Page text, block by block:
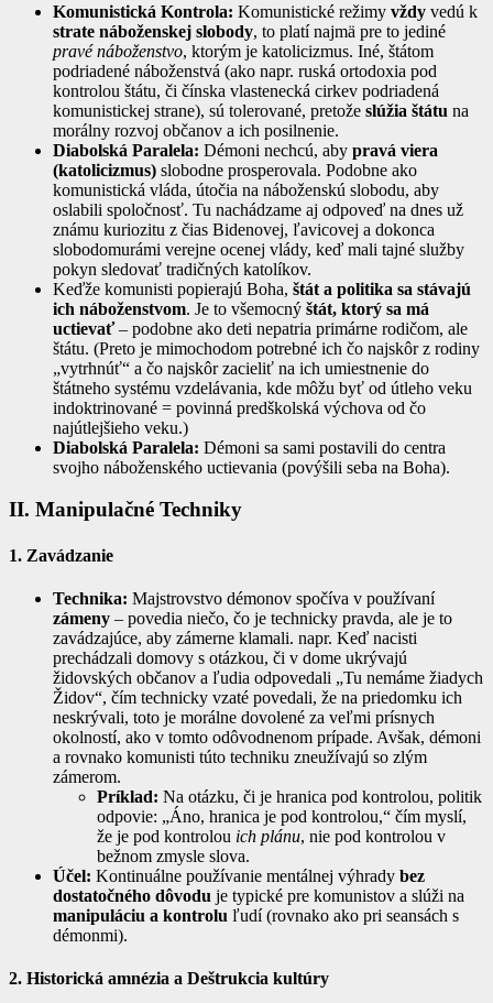
Komunistická Kontrola: Komunistické režimy vždy vedú k
strate náboženskej slobody, to platí najmä pre to jediné
pravé náboženstvo, ktorým je katolicizmus. Iné, štátom
podriadené náboženstvá (ako napr. ruská ortodoxia pod
kontrolou štátu, či čínska vlastenecká cirkev podriadená
komunistickej strane), sú tolerované, pretože slúžia štátu na
morálny rozvoj občanov a ich posilnenie.
Diabolská Paralela: Démoni nechcú, aby pravá viera
(katolicizmus) slobodne prosperovala. Podobne ako
komunistická vláda, útočia na náboženskú slobodu, aby
oslabili spoločnosť. Tu nachádzame aj odpoveď na dnes už
známu kuriozitu z čias Bidenovej, ľavicovej a dokonca
slobodomurámi verejne ocenej vlády, keď mali tajné služby
pokyn sledovať tradičných katolíkov.
Keďže komunisti popierajú Boha, štát a politika sa stávajú
ich náboženstvom. Je to všemocný štát, ktorý sa má
uctievať– podobne ako deti nepatria primárne rodičom, ale
štátu. (Preto je mimochodom potrebné ich čo najskôr z rodiny
„vytrhnúť“ a čo najskôr zacieliť na ich umiestnenie do
štátneho systému vzdelávania, kde môžu byť od útleho veku
indoktrinované = povinná predškolská výchova od čo
najútlejšieho veku.)
Diabolská Paralela: Démoni sa sami postavili do centra
svojho náboženského uctievania (povýšili seba na Boha).
II. Manipulačné Techniky
1. Zavádzanie
Technika: Majstrovstvo démonov spočíva v používaní
zámeny – povedia niečo, čo je technicky pravda, ale je to
zavádzajúce, aby zámerne klamali. napr. Keď nacisti
prechádzali domovy s otázkou, či v dome ukrývajú
židovských občanov a ľudia odpovedali „Tu nemáme žiadych
Židov“, čím technicky vzaté povedali, že na priedomku ich
neskrývali, toto je morálne dovolené za veľmi prísnych
okolností, ako v tomto odôvodnenom prípade. Avšak, démoni
a rovnako komunisti túto techniku zneužívajú so zlým
zámerom.
Príklad: Na otázku, či je hranica pod kontrolou, politik
odpovie: „Áno, hranica je pod kontrolou,“ čím myslí,
že je pod kontrolou ich plánu, nie pod kontrolou v
bežnom zmysle slova.
Účel: Kontinuálne používanie mentálnej výhrady bez
dostatočného dôvodu je typické pre komunistov a slúži na
manipuláciu a kontrolu ľudí (rovnako ako pri seansách s
démonmi).
2. Historická amnézia a Deštrukcia kultúry